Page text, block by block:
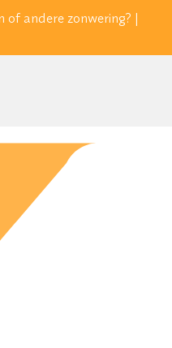
of andere zonwering? |
met
de REM